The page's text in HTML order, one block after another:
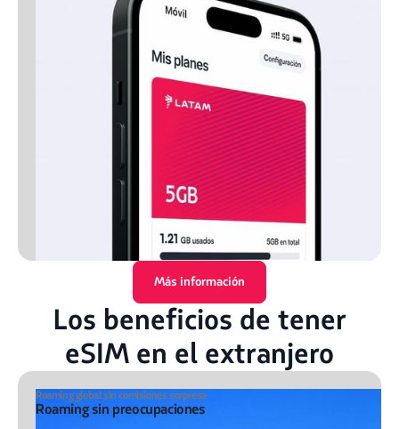
Más información
Los beneficios de tener
eSIM en el extranjero
Roaming global sin comisiones sorpresa
Roaming sin preocupaciones